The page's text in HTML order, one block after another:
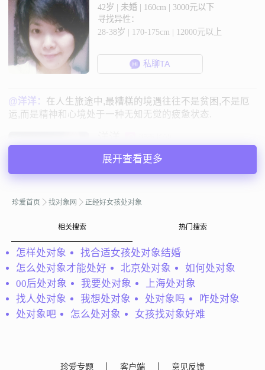
42岁 | 未婚 | 160cm | 3000元以下
寻找异性：
28-38岁 | 170-175cm | 12000元以上
私聊TA
@洋洋： 在人生旅途中,最糟糕的境遇往往不是贫困,不是厄
运,而是精神和心境处于一种无知无觉的疲惫状态.
38岁 | 未婚 | 156cm | 3001-5000元
寻找异性：
27-34岁 | 未婚 | 5000-12000元
@会员52276134：大家好，我目前在上海市居住，是一个
随性、感性、善良的女孩，希望将来过安定温馨、彼此相依
相偎的生活，期待在珍爱网找到理想中的那个他。
会员52276134
上海
42岁 | 未婚 | 157cm | 3000元以下
寻找异性：
私聊TA
展开查看更多
珍爱首页 找对象网 正经好女孩处对象
相关搜索 热门搜索
怎样处对象
找合适女孩处对象结婚
怎么处对象才能处好
北京处对象
如何处对象
00后处对象
我要处对象
上海处对象
找人处对象
我想处对象 处对象吗
咋处对象
处对象吧
怎么处对象 女孩找对象好难
珍爱专题 客户端 意见反馈